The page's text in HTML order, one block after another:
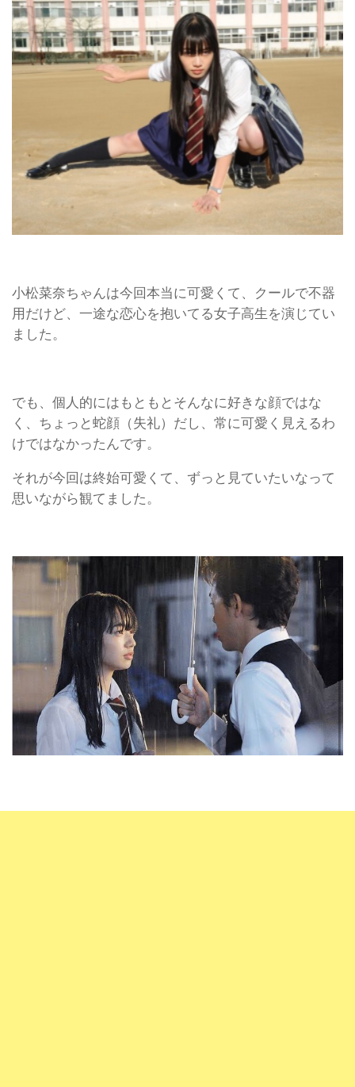
小松菜奈ちゃんは今回本当に可愛くて、クールで不器
用だけど、一途な恋心を抱いてる女子高生を演じてい
ました。
でも、個人的にはもともとそんなに好きな顔ではな
く、ちょっと蛇顔（失礼）だし、常に可愛く見えるわ
けではなかったんです。
それが今回は終始可愛くて、ずっと見ていたいなって
思いながら観てました。